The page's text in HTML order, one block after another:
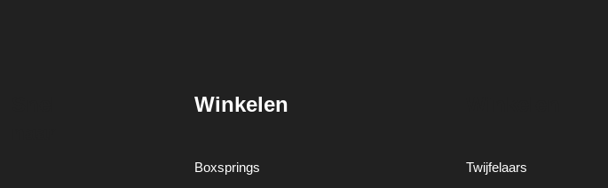
Winkelen
Boxsprings Twijfelaars